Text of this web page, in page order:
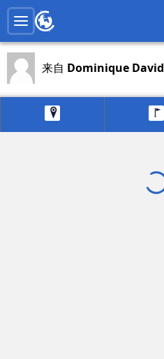
来自 Dominique David